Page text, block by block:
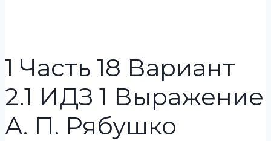
1 Часть 18 Вариант
2.1 ИДЗ 1 Выражение
А. П. Рябушко